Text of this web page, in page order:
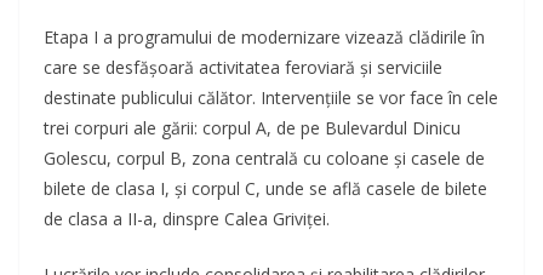
Etapa I a programului de modernizare vizează clădirile în
care se desfășoară activitatea feroviară și serviciile
destinate publicului călător. Intervențiile se vor face în cele
trei corpuri ale gării: corpul A, de pe Bulevardul Dinicu
Golescu, corpul B, zona centrală cu coloane și casele de
bilete de clasa I, și corpul C, unde se află casele de bilete
de clasa a II-a, dinspre Calea Griviței.